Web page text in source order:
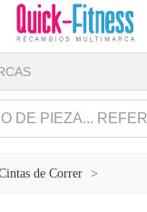
de Correr >